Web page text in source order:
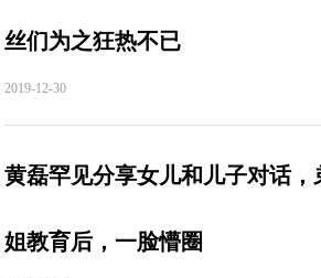
丝们为之狂热不已
2019-12-30
黄磊罕见分享女儿和儿子对话，
姐教育后，一脸懵圈